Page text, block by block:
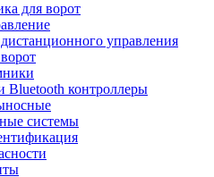
для ворот
управления
Bluetooth контроллеры
системы